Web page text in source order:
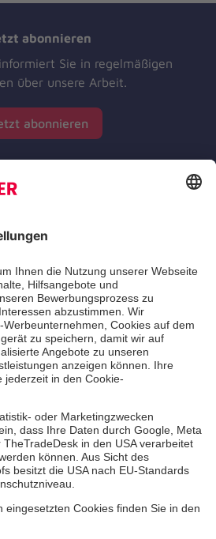
abonnieren
Sie in regelmäßigen
über unsere Arbeit.
abonnieren
Johanniter-Unfall-Hilfe e.V.
führt das Spendenzertifikat
Spendenrats e.V.
& Leistungen
& Lernen